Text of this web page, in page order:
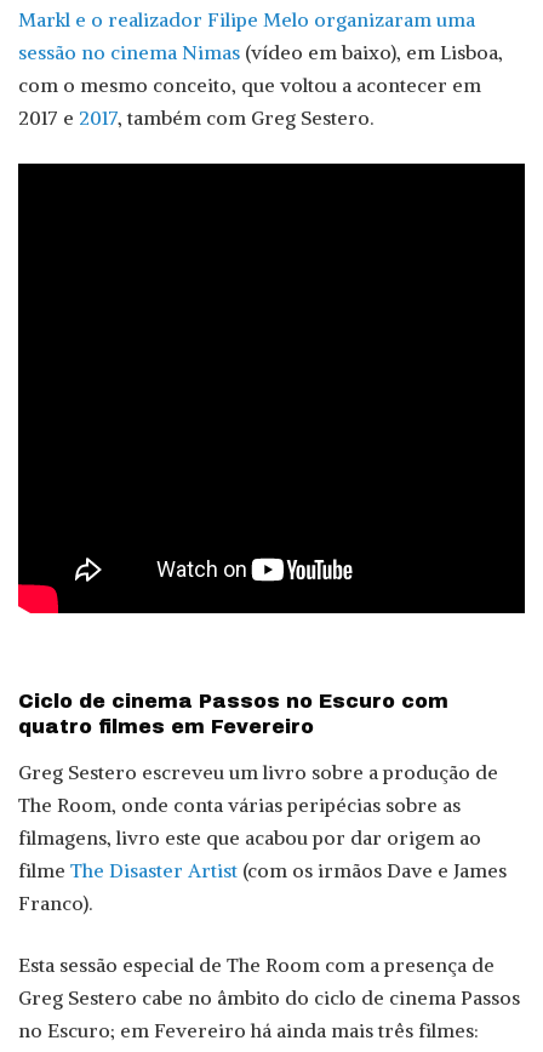
Markl e o realizador Filipe Melo organizaram uma
sessão no cinema Nimas (vídeo em baixo), em Lisboa,
com o mesmo conceito, que voltou a acontecer em
2017 e 2017, também com Greg Sestero.
Ciclo de cinema Passos no Escuro com
quatro filmes em Fevereiro
Greg Sestero escreveu um livro sobre a produção de
The Room, onde conta várias peripécias sobre as
filmagens, livro este que acabou por dar origem ao
filme The Disaster Artist (com os irmãos Dave e James
Franco).
Esta sessão especial de The Room com a presença de
Greg Sestero cabe no âmbito do ciclo de cinema Passos
no Escuro; em Fevereiro há ainda mais três filmes: